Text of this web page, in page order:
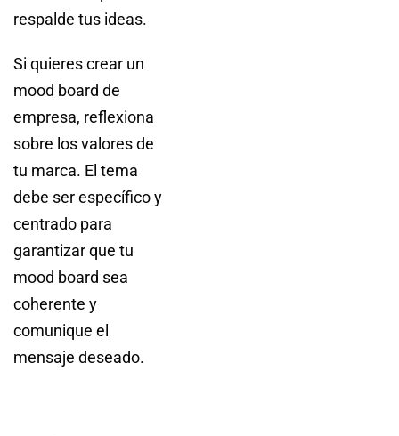
respalde tus ideas.
Si quieres crear un
mood board de
empresa, reflexiona
sobre los valores de
tu marca. El tema
debe ser específico y
centrado para
garantizar que tu
mood board sea
coherente y
comunique el
mensaje deseado.